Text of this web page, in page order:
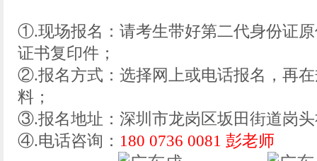
①.现场报名：请考生带好第二代身份证
证书复印件；
②.报名方式：选择网上或电话报名，再
料；
③.报名地址：深圳市龙岗区坂田街道岗
④.电话咨询： 180 0736 0081 彭老师